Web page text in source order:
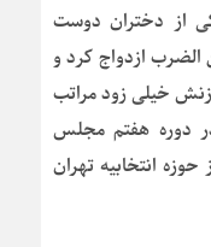
از دختران دوست
ازدواج کرد و
زنش خیلی زود مراتب
دوره هفتم مجلس
انتخابیه تهران